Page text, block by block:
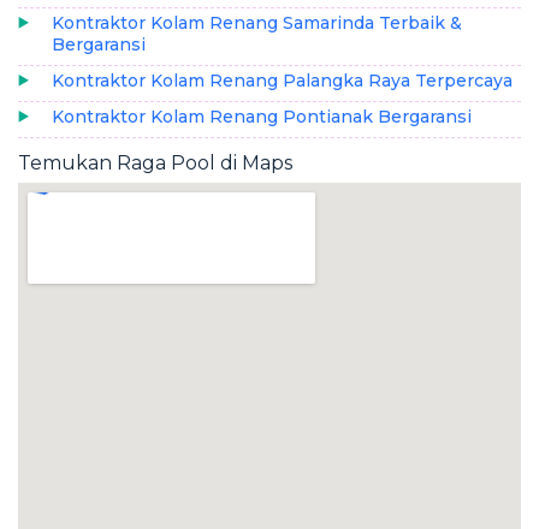
Kontraktor Kolam Renang Samarinda Terbaik &
Bergaransi
Kontraktor Kolam Renang Palangka Raya Terpercaya
Kontraktor Kolam Renang Pontianak Bergaransi
Temukan Raga Pool di Maps